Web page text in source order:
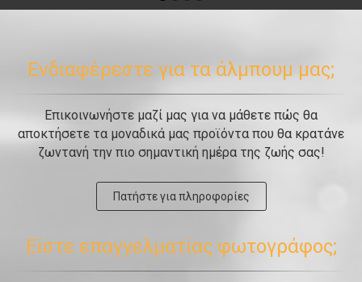
Ενδιαφέρεστε για τα άλμπουμ μας;
Επικοινωνήστε μαζί μας για να μάθετε πώς θα
αποκτήσετε τα μοναδικά μας προϊόντα που θα κρατάνε
ζωντανή την πιο σημαντική ημέρα της ζωής σας!
Πατήστε για πληροφορίες
Είστε επαγγελματίας φωτογράφος;